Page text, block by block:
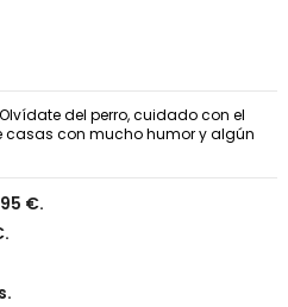
del perro, cuidado con el
casas con mucho humor y algún
€.